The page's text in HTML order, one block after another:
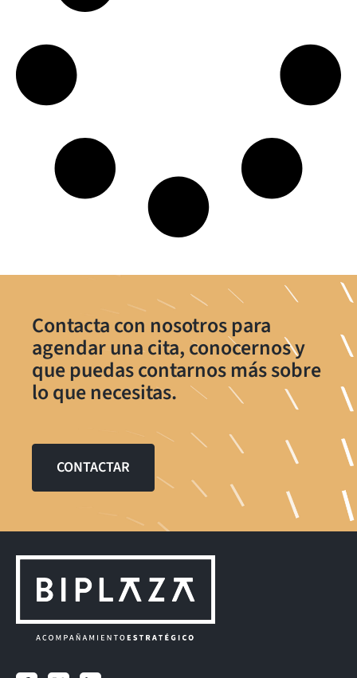
Contacta con nosotros para
agendar una cita, conocernos y
que puedas contarnos más sobre
lo que necesitas.
CONTACTAR